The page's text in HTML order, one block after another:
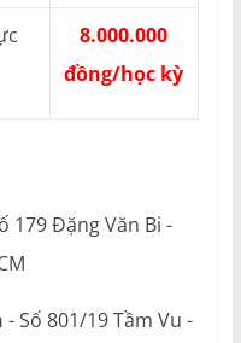
8.000.000
đồng/học kỳ
179 Đặng Văn Bi -
- Số 801/19 Tầm Vu -